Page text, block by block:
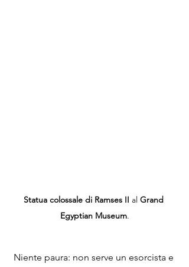
Statua colossale di Ramses II al Grand
Egyptian Museum.
Niente paura: non serve un esorcista e